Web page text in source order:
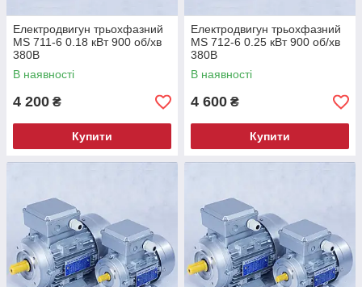
Електродвигун трьохфазний
MS 711-6 0.18 кВт 900 об/хв
380В
В наявності
4 200 ₴
Купити
Електродвигун трьохфазний
MS 712-6 0.25 кВт 900 об/хв
380В
В наявності
4 600 ₴
Купити